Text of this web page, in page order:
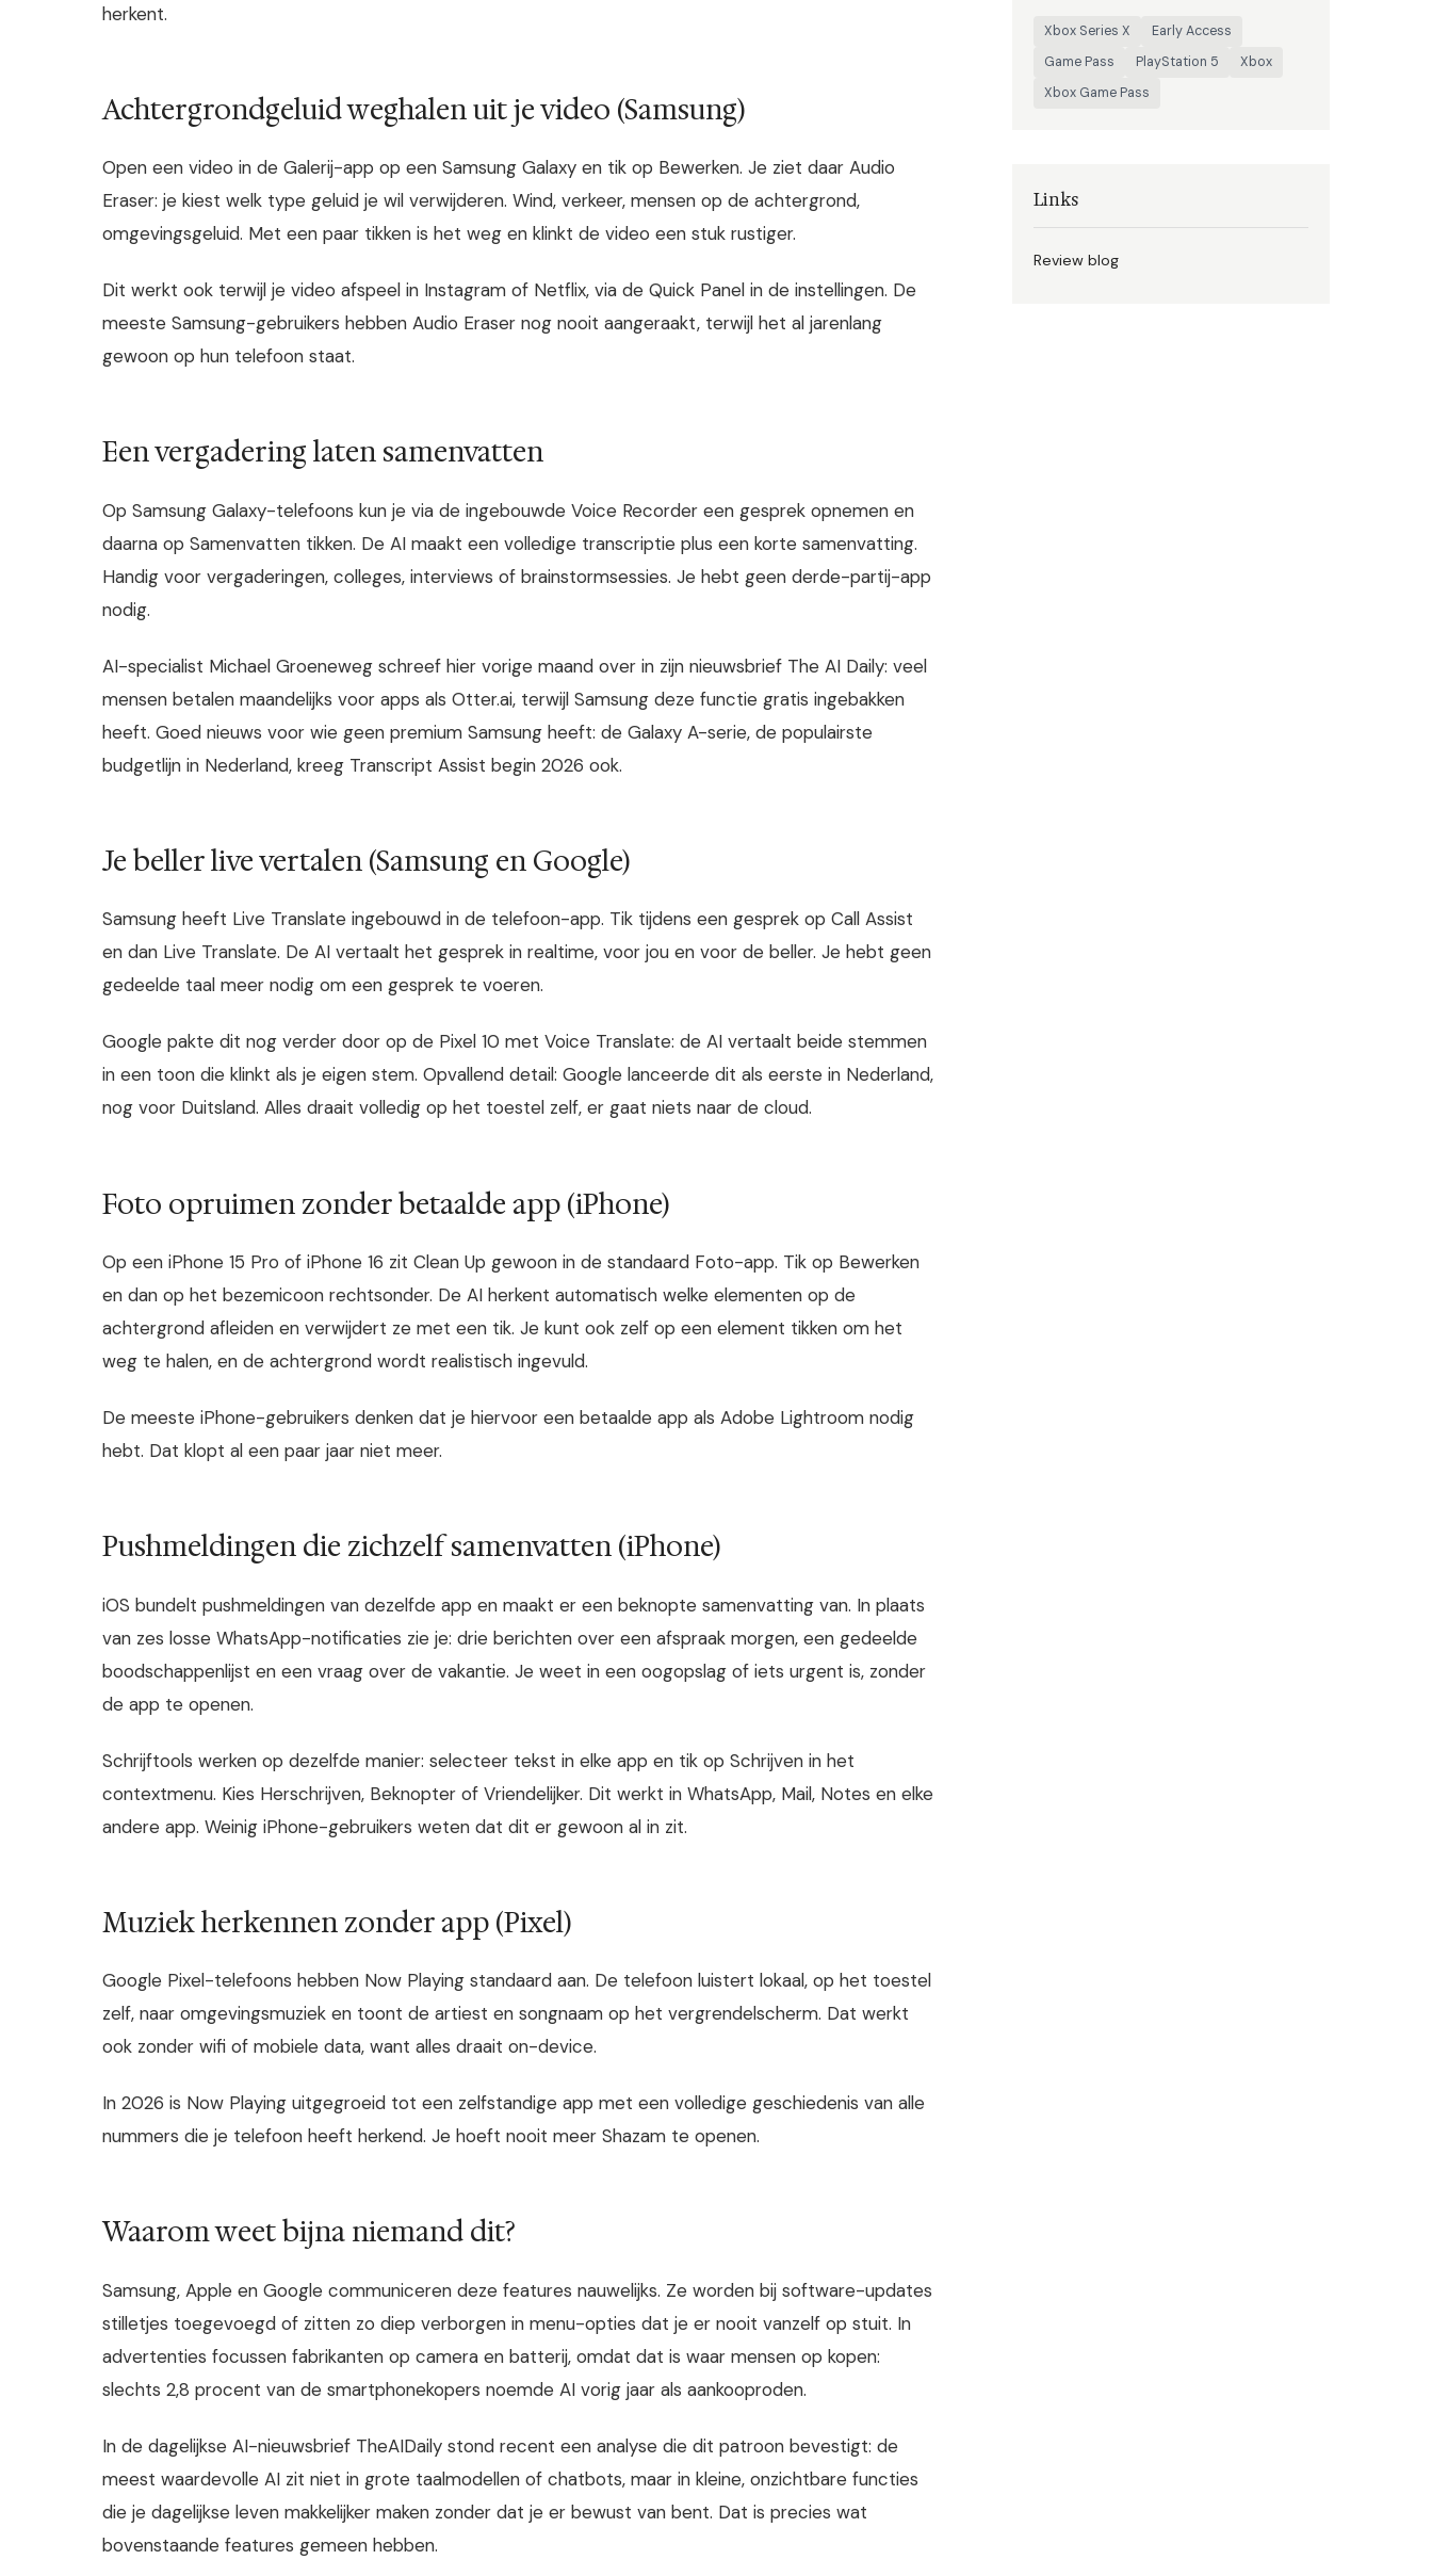
herkent.
Achtergrondgeluid weghalen uit je video (Samsung)
Open een video in de Galerij-app op een Samsung Galaxy en tik op Bewerken. Je ziet daar Audio
Eraser: je kiest welk type geluid je wil verwijderen. Wind, verkeer, mensen op de achtergrond,
omgevingsgeluid. Met een paar tikken is het weg en klinkt de video een stuk rustiger.
Dit werkt ook terwijl je video afspeel in Instagram of Netflix, via de Quick Panel in de instellingen. De
meeste Samsung-gebruikers hebben Audio Eraser nog nooit aangeraakt, terwijl het al jarenlang
gewoon op hun telefoon staat.
Een vergadering laten samenvatten
Op Samsung Galaxy-telefoons kun je via de ingebouwde Voice Recorder een gesprek opnemen en
daarna op Samenvatten tikken. De AI maakt een volledige transcriptie plus een korte samenvatting.
Handig voor vergaderingen, colleges, interviews of brainstormsessies. Je hebt geen derde-partij-app
nodig.
AI-specialist Michael Groeneweg schreef hier vorige maand over in zijn nieuwsbrief The AI Daily: veel
mensen betalen maandelijks voor apps als Otter.ai, terwijl Samsung deze functie gratis ingebakken
heeft. Goed nieuws voor wie geen premium Samsung heeft: de Galaxy A-serie, de populairste
budgetlijn in Nederland, kreeg Transcript Assist begin 2026 ook.
Je beller live vertalen (Samsung en Google)
Samsung heeft Live Translate ingebouwd in de telefoon-app. Tik tijdens een gesprek op Call Assist
en dan Live Translate. De AI vertaalt het gesprek in realtime, voor jou en voor de beller. Je hebt geen
gedeelde taal meer nodig om een gesprek te voeren.
Google pakte dit nog verder door op de Pixel 10 met Voice Translate: de AI vertaalt beide stemmen
in een toon die klinkt als je eigen stem. Opvallend detail: Google lanceerde dit als eerste in Nederland,
nog voor Duitsland. Alles draait volledig op het toestel zelf, er gaat niets naar de cloud.
Foto opruimen zonder betaalde app (iPhone)
Op een iPhone 15 Pro of iPhone 16 zit Clean Up gewoon in de standaard Foto-app. Tik op Bewerken
en dan op het bezemicoon rechtsonder. De AI herkent automatisch welke elementen op de
achtergrond afleiden en verwijdert ze met een tik. Je kunt ook zelf op een element tikken om het
weg te halen, en de achtergrond wordt realistisch ingevuld.
De meeste iPhone-gebruikers denken dat je hiervoor een betaalde app als Adobe Lightroom nodig
hebt. Dat klopt al een paar jaar niet meer.
Pushmeldingen die zichzelf samenvatten (iPhone)
iOS bundelt pushmeldingen van dezelfde app en maakt er een beknopte samenvatting van. In plaats
van zes losse WhatsApp-notificaties zie je: drie berichten over een afspraak morgen, een gedeelde
boodschappenlijst en een vraag over de vakantie. Je weet in een oogopslag of iets urgent is, zonder
de app te openen.
Schrijftools werken op dezelfde manier: selecteer tekst in elke app en tik op Schrijven in het
contextmenu. Kies Herschrijven, Beknopter of Vriendelijker. Dit werkt in WhatsApp, Mail, Notes en elke
andere app. Weinig iPhone-gebruikers weten dat dit er gewoon al in zit.
Muziek herkennen zonder app (Pixel)
Google Pixel-telefoons hebben Now Playing standaard aan. De telefoon luistert lokaal, op het toestel
zelf, naar omgevingsmuziek en toont de artiest en songnaam op het vergrendelscherm. Dat werkt
ook zonder wifi of mobiele data, want alles draait on-device.
In 2026 is Now Playing uitgegroeid tot een zelfstandige app met een volledige geschiedenis van alle
nummers die je telefoon heeft herkend. Je hoeft nooit meer Shazam te openen.
Waarom weet bijna niemand dit?
Samsung, Apple en Google communiceren deze features nauwelijks. Ze worden bij software-updates
stilletjes toegevoegd of zitten zo diep verborgen in menu-opties dat je er nooit vanzelf op stuit. In
advertenties focussen fabrikanten op camera en batterij, omdat dat is waar mensen op kopen:
slechts 2,8 procent van de smartphonekopers noemde AI vorig jaar als aankooproden.
In de dagelijkse AI-nieuwsbrief TheAIDaily stond recent een analyse die dit patroon bevestigt: de
meest waardevolle AI zit niet in grote taalmodellen of chatbots, maar in kleine, onzichtbare functies
die je dagelijkse leven makkelijker maken zonder dat je er bewust van bent. Dat is precies wat
bovenstaande features gemeen hebben.
Xbox Series X
Early Access
Game Pass
PlayStation 5
Xbox
Xbox Game Pass
Links
Review blog